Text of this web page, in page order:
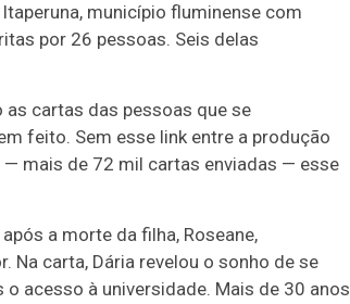
município fluminense com
por 26 pessoas. Seis delas
cartas das pessoas que se
feito. Sem esse link entre a produção
mais de 72 mil cartas enviadas — esse
a morte da filha, Roseane,
Na carta, Dária revelou o sonho de se
acesso à universidade. Mais de 30 anos